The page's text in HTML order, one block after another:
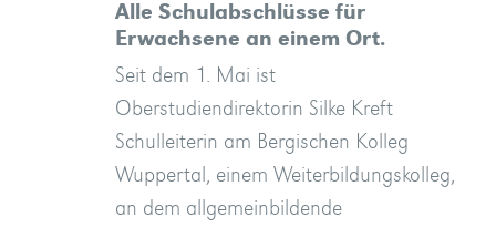
Alle Schulabschlüsse für
Erwachsene an einem Ort.
Seit dem 1. Mai ist
Oberstudiendirektorin Silke Kreft
Schulleiterin am Bergischen Kolleg
Wuppertal, einem Weiterbildungskolleg,
an dem allgemeinbildende